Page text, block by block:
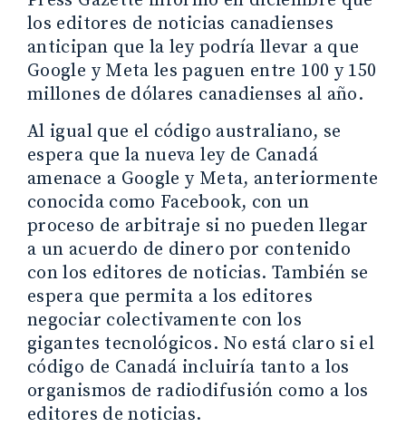
los editores de noticias canadienses
anticipan que la ley podría llevar a que
Google y Meta les paguen entre 100 y 150
millones de dólares canadienses al año.
Al igual que el código australiano, se
espera que la nueva ley de Canadá
amenace a Google y Meta, anteriormente
conocida como Facebook, con un
proceso de arbitraje si no pueden llegar
a un acuerdo de dinero por contenido
con los editores de noticias. También se
espera que permita a los editores
negociar colectivamente con los
gigantes tecnológicos. No está claro si el
código de Canadá incluiría tanto a los
organismos de radiodifusión como a los
editores de noticias.